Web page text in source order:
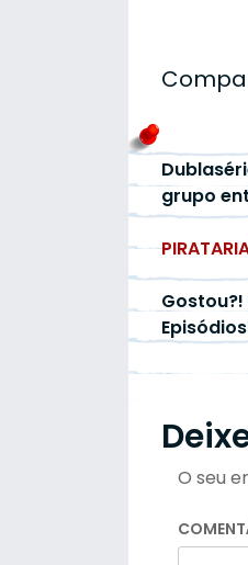
grupo
O seu